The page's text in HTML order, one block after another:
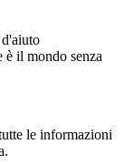
è il mondo senza
le informazioni